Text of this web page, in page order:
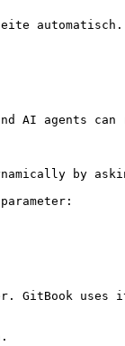
automatisch.
AI agents
by
GitBook uses